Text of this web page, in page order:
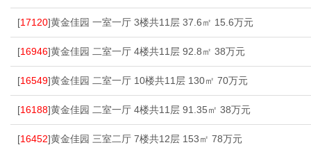
[17120]黄金佳园 一室一厅 3楼共11层 37.6㎡ 15.6万元
[16946]黄金佳园 二室一厅 4楼共11层 92.8㎡ 38万元
[16549]黄金佳园 二室一厅 10楼共11层 130㎡ 70万元
[16188]黄金佳园 二室一厅 4楼共11层 91.35㎡ 38万元
[16452]黄金佳园 三室二厅 7楼共12层 153㎡ 78万元